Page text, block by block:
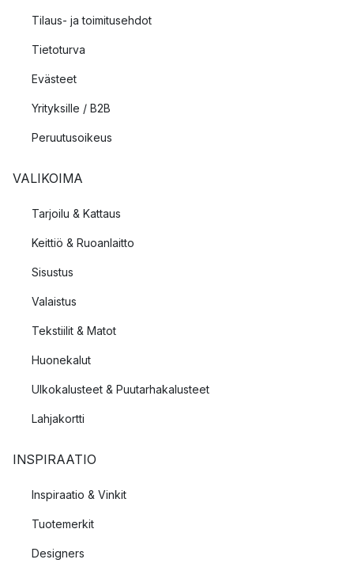
Tilaus- ja toimitusehdot
Tietoturva
Evästeet
Yrityksille / B2B
Peruutusoikeus
VALIKOIMA
Tarjoilu & Kattaus
Keittiö & Ruoanlaitto
Sisustus
Valaistus
Tekstiilit & Matot
Huonekalut
Ulkokalusteet & Puutarhakalusteet
Lahjakortti
INSPIRAATIO
Inspiraatio & Vinkit
Tuotemerkit
Designers